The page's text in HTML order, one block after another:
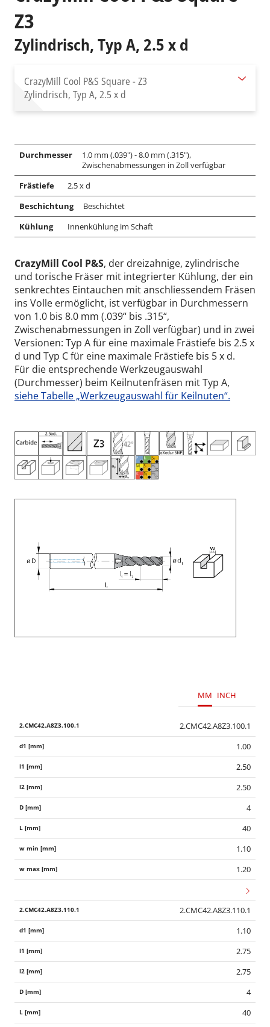
Z3
Zylindrisch, Typ A, 2.5 x d
CrazyMill Cool P&S Square - Z3
Zylindrisch, Typ A, 2.5 x d
Durchmesser
1.0 mm (.039") - 8.0 mm (.315"),
Zwischenabmessungen in Zoll verfügbar
Frästiefe
2.5 x d
Beschichtung
Beschichtet
Kühlung
Innenkühlung im Schaft
CrazyMill Cool P&S, der dreizahnige, zylindrische
und torische Fräser mit integrierter Kühlung, der ein
senkrechtes Eintauchen mit anschliessendem Fräsen
ins Volle ermöglicht, ist verfügbar in Durchmessern
von 1.0 bis 8.0 mm (.039“ bis .315“,
Zwischenabmessungen in Zoll verfügbar) und in zwei
Versionen: Typ A für eine maximale Frästiefe bis 2.5 x
d und Typ C für eine maximale Frästiefe bis 5 x d.
Für die entsprechende Werkzeugauswahl
(Durchmesser) beim Keilnutenfräsen mit Typ A,
siehe Tabelle „Werkzeugauswahl für Keilnuten“.
MM INCH
2.CMC42.A8Z3.100.1
1.00
2.50
2.50
4
40
1.10
1.20
2.CMC42.A8Z3.110.1
1.10
2.75
2.75
4
40